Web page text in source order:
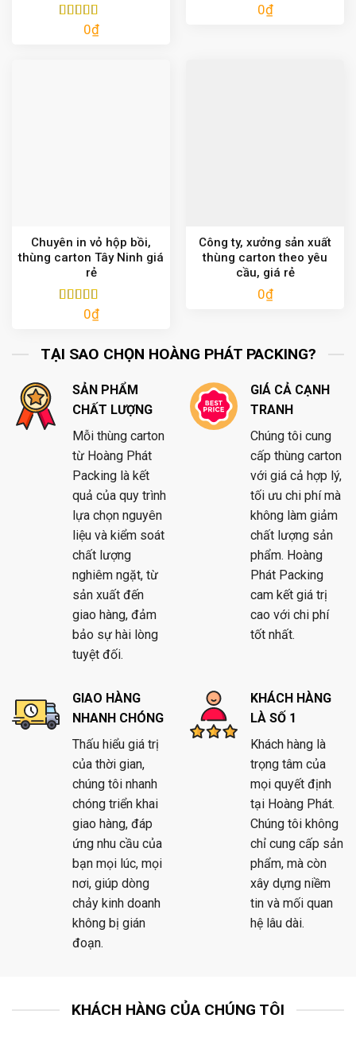
Được xếp
0₫
0₫
Chuyên in vỏ hộp bồi,
thùng carton Tây Ninh giá
rẻ
Được xếp
0₫
Công ty, xưởng sản xuất
thùng carton theo yêu
cầu, giá rẻ
0₫
TẠI SAO CHỌN HOÀNG PHÁT PACKING?
SẢN PHẨM
CHẤT LƯỢNG
Mỗi thùng carton
từ Hoàng Phát
Packing là kết
quả của quy trình
lựa chọn nguyên
liệu và kiểm soát
chất lượng
nghiêm ngặt, từ
sản xuất đến
giao hàng, đảm
bảo sự hài lòng
tuyệt đối.
GIÁ CẢ CẠNH
TRANH
Chúng tôi cung
cấp thùng carton
với giá cả hợp lý,
tối ưu chi phí mà
không làm giảm
chất lượng sản
phẩm. Hoàng
Phát Packing
cam kết giá trị
cao với chi phí
tốt nhất.
GIAO HÀNG
NHANH CHÓNG
Thấu hiểu giá trị
của thời gian,
chúng tôi nhanh
chóng triển khai
giao hàng, đáp
ứng nhu cầu của
bạn mọi lúc, mọi
nơi, giúp dòng
chảy kinh doanh
không bị gián
đoạn.
KHÁCH HÀNG
LÀ SỐ 1
Khách hàng là
trọng tâm của
mọi quyết định
tại Hoàng Phát.
Chúng tôi không
chỉ cung cấp sản
phẩm, mà còn
xây dựng niềm
tin và mối quan
hệ lâu dài.
KHÁCH HÀNG CỦA CHÚNG TÔI